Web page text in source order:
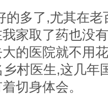
的多了,尤其在
家取了药也没
的医院就不用
村医生,这几年
切身体会。